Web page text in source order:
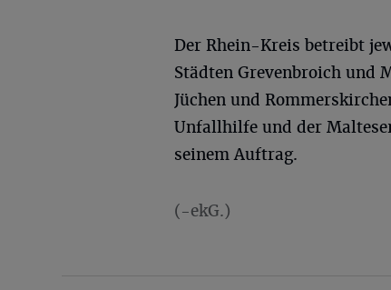
Der Rhein-Kreis betreibt
Städten Grevenbroich und
Jüchen und
Unfallhilfe und der
seinem Auftrag.
(-ekG.)